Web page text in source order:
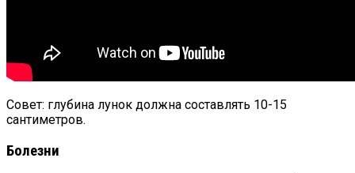
Совет: глубина лунок должна составлять 10-15
сантиметров.
Болезни